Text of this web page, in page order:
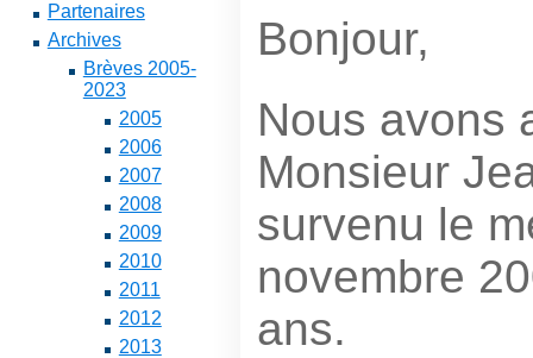
Partenaires
Archives
Brèves 2005-
2023
2005
2006
2007
2008
2009
2010
2011
2012
2013
Bonjour,
Nous avons
Monsieur
survenu le
novembre
ans.